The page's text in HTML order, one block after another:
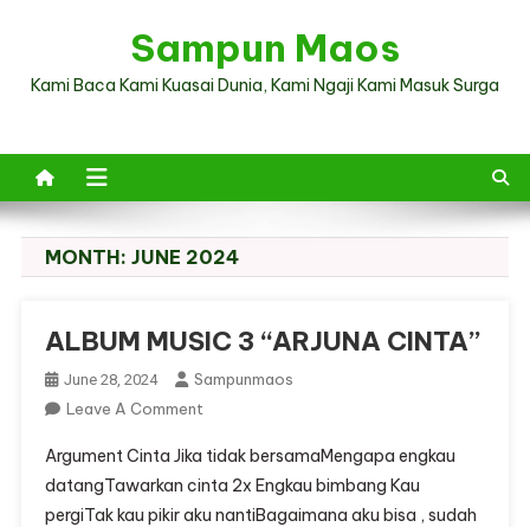
Sampun Maos
Kami Baca Kami Kuasai Dunia, Kami Ngaji Kami Masuk Surga
MONTH: JUNE 2024
ALBUM MUSIC 3 “ARJUNA CINTA”
June 28, 2024
Sampunmaos
Leave A CommentOn
MUSIC
3
“ARJUNA
Argument Cinta Jika tidak bersamaMengapa engkau
datangTawarkan cinta 2x Engkau bimbang Kau
pergiTak kau pikir aku nantiBagaimana aku bisa , sudah